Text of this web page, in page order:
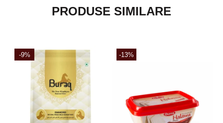
PRODUSE SIMILARE
-9% -13%